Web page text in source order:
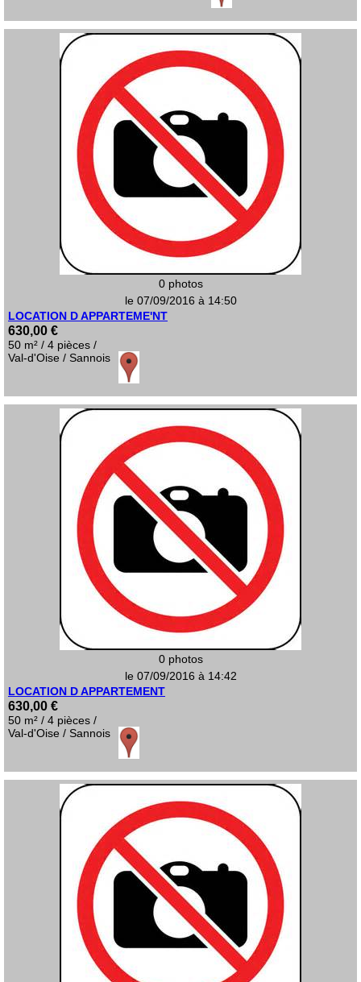
0 photos
le 07/09/2016 à 14:50
LOCATION D APPARTEME'NT
630,00 €
50 m² / 4 pièces /
Val-d'Oise / Sannois
0 photos
le 07/09/2016 à 14:42
LOCATION D APPARTEMENT
630,00 €
50 m² / 4 pièces /
Val-d'Oise / Sannois